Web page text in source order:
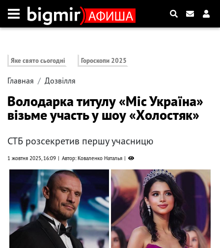
Яке свято сьогодні Гороскопи 2025
Главная Дозвілля
Володарка титулу «Міс Україна»
візьме участь у шоу «Холостяк»
СТБ розсекретив першу учасницю
1 жовтня 2025, 16:09 Автор: Коваленко Наталья